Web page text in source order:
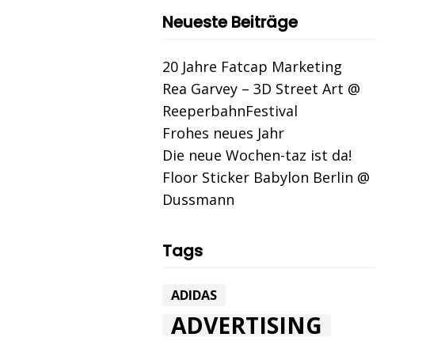
Neueste Beiträge
20 Jahre Fatcap Marketing
Rea Garvey – 3D Street Art @
ReeperbahnFestival
Frohes neues Jahr
Die neue Wochen-taz ist da!
Floor Sticker Babylon Berlin @
Dussmann
Tags
ADIDAS
ADVERTISING